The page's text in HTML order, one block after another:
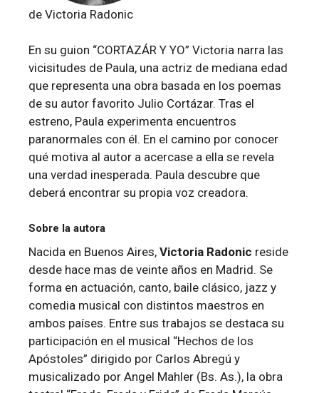
de Victoria Radonic
En su guion “CORTAZÁR Y YO” Victoria narra las
vicisitudes de Paula, una actriz de mediana edad
que representa una obra basada en los poemas
de su autor favorito Julio Cortázar. Tras el
estreno, Paula experimenta encuentros
paranormales con él. En el camino por conocer
qué motiva al autor a acercase a ella se revela
una verdad inesperada. Paula descubre que
deberá encontrar su propia voz creadora.
Sobre la autora
Nacida en Buenos Aires, Victoria Radonic reside
desde hace mas de veinte años en Madrid. Se
forma en actuación, canto, baile clásico, jazz y
comedia musical con distintos maestros en
ambos países. Entre sus trabajos se destaca su
participación en el musical “Hechos de los
Apóstoles” dirigido por Carlos Abregú y
musicalizado por Angel Mahler (Bs. As.), la obra